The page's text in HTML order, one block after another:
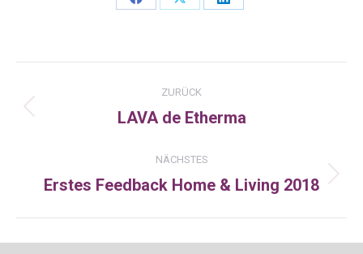
Share
Share
Share
Kommentarnavigation
ZURÜCK
Vorheriger
LAVA de Etherma
NÄCHSTES
Nächster
Erstes Feedback Home & Living 2018